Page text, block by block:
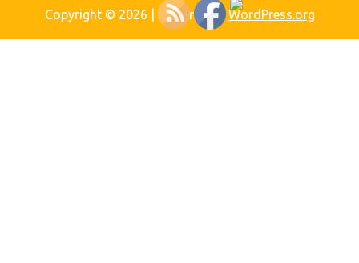
Copyright © 2026 | Powered byWordPress.org